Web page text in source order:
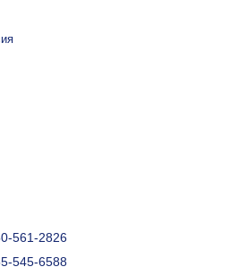
561-2826
545-6588